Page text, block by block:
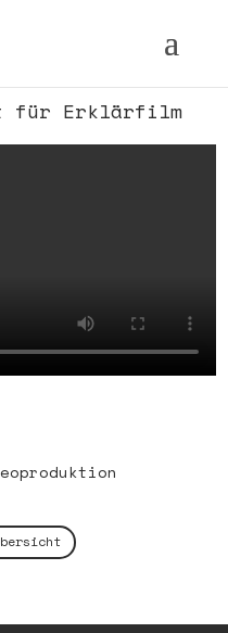
für Erklärfilm